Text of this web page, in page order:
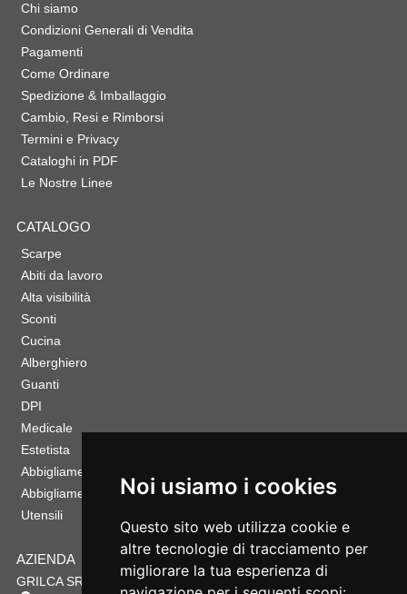
Noi usiamo i cookies
Questo sito web utilizza cookie e
altre tecnologie di tracciamento per
migliorare la tua esperienza di
Chi siamo
Condizioni Generali di Vendita
Pagamenti
Come Ordinare
Spedizione & Imballaggio
Cambio, Resi e Rimborsi
Termini e Privacy
Cataloghi in PDF
Le Nostre Linee
CATALOGO
Scarpe
Abiti da lavoro
Alta visibilità
Sconti
Cucina
Alberghiero
Guanti
DPI
Medicale
Estetista
Abbigliamento Sportivo
Abbigliamento Bambino
Utensili
AZIENDA
GRILCA SRL